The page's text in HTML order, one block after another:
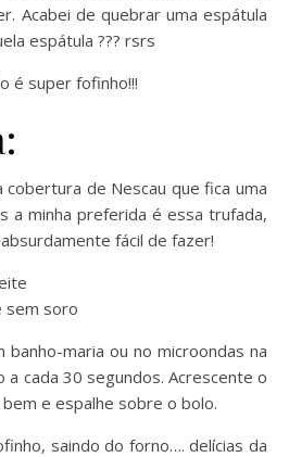
Acabei de quebrar uma espátula
espátula ??? rsrs
é super fofinho!!!
de Nescau que fica uma
a minha preferida é essa trufada,
fácil de fazer!
sem soro
maria ou no microondas na
a cada 30 segundos. Acrescente o
e espalhe sobre o bolo.
saindo do forno…. delícias da